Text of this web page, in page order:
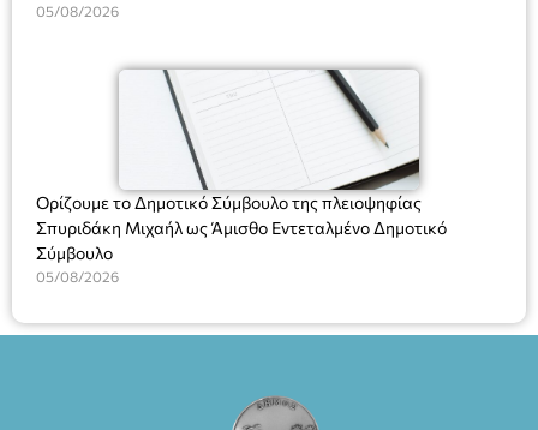
05/08/2026
Ορίζουμε το Δημοτικό Σύμβουλο της πλειοψηφίας
Σπυριδάκη Μιχαήλ ως Άμισθο Εντεταλμένο Δημοτικό
Σύμβουλο
05/08/2026